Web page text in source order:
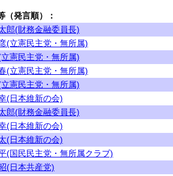
（発言順）：
郎(財務金融委員長)
(立憲民主党・無所属)
憲民主党・無所属)
(立憲民主党・無所属)
憲民主党・無所属)
(日本維新の会)
郎(財務金融委員長)
(日本維新の会)
(日本維新の会)
(国民民主党・無所属クラブ)
(日本共産党)